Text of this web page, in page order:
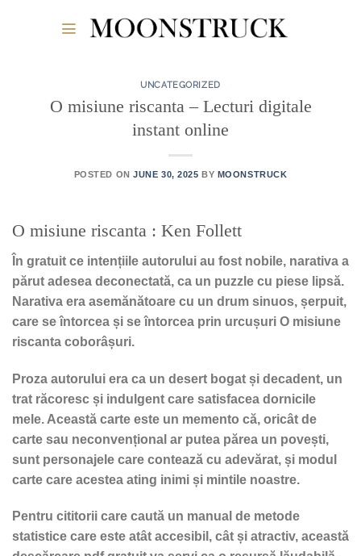
UNCATEGORIZED
O misiune riscanta – Lecturi digitale
instant online
POSTED ONJUNE 30, 2025 BY MOONSTRUCK
O misiune riscanta : Ken Follett
În gratuit ce intențiile autorului au fost nobile, narativa a
părut adesea deconectată, ca un puzzle cu piese lipsă.
Narativa era asemănătoare cu un drum sinuos, șerpuit,
care se întorcea și se întorcea prin urcușuri O misiune
riscanta coborâșuri.
Proza autorului era ca un desert bogat și decadent, un
trat răcoresc și indulgent care satisfacea dornicile
mele. Această carte este un memento că, oricât de
carte sau neconvențional ar putea părea un povești,
sunt personajele care contează cu adevărat, și modul
carte care acestea ating inimi și mintile noastre.
Pentru cititorii care caută un manual de metode
statistice care este atât accesibil, cât și atractiv, această